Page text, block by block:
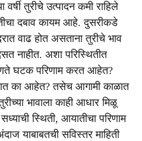
तुरीचे उत्पादन कमी राहिले
दबाव कायम आहे. दुसरीकडे
वाढ होत असताना तुरीचे भाव
नाहीत. अशा परिस्थितीत
घटक परिणाम करत आहेत?
का आहेत? तसेच आगामी काळात
भावाला काही आधार मिळू
स्थिती, आयातीचा परिणाम
याबाबतची सविस्तर माहिती